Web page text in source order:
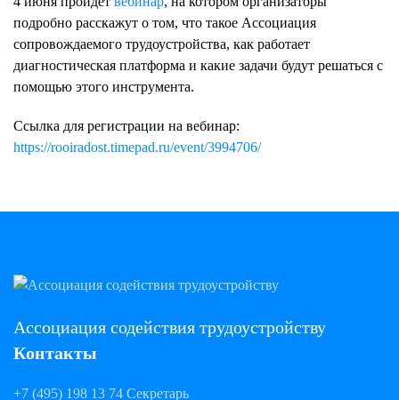
подробно расскажут о том, что такое Ассоциация
сопровождаемого трудоустройства, как работает
диагностическая платформа и какие задачи будут решаться с
помощью этого инструмента.
Ссылка для регистрации на вебинар:
https://rooiradost.timepad.ru/event/3994706/
Ассоциация содействия трудоустройству
Контакты
+7 (495) 198 13 74 Секретарь